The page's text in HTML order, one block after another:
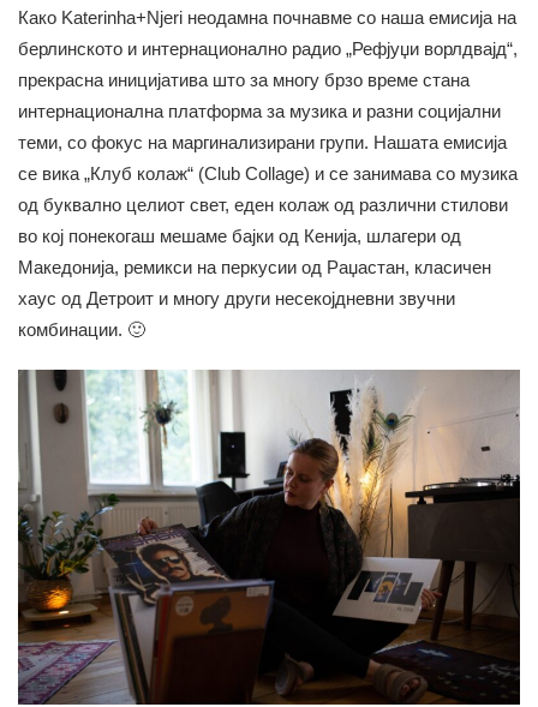
Како Katerinha+Njeri неодамна почнавме со наша емисија на
берлинското и интернационално радио „Рефјуџи ворлдвајд“,
прекрасна иницијатива што за многу брзо време стана
интернационална платформа за музика и разни социјални
теми, со фокус на маргинализирани групи. Нашата емисија
се вика „Клуб колаж“ (Club Collage) и се занимава со музика
од буквално целиот свет, еден колаж од различни стилови
во кој понекогаш мешаме бајки од Кенија, шлагери од
Македонија, ремикси на перкусии од Раџастан, класичен
хаус од Детроит и многу други несекојдневни звучни
комбинации. 🙂